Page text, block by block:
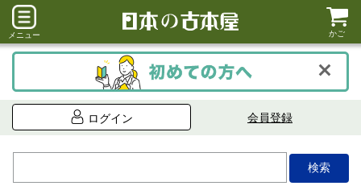
メニュー かご
ログイン 会員登録